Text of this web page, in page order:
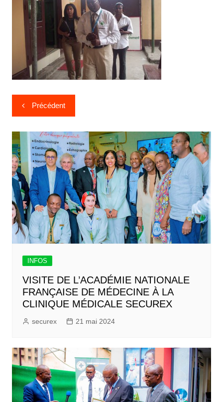
Précédent
INFOS
VISITE DE L’ACADÉMIE NATIONALE
FRANÇAISE DE MÉDECINE À LA
CLINIQUE MÉDICALE SECUREX
securex 21 mai 2024